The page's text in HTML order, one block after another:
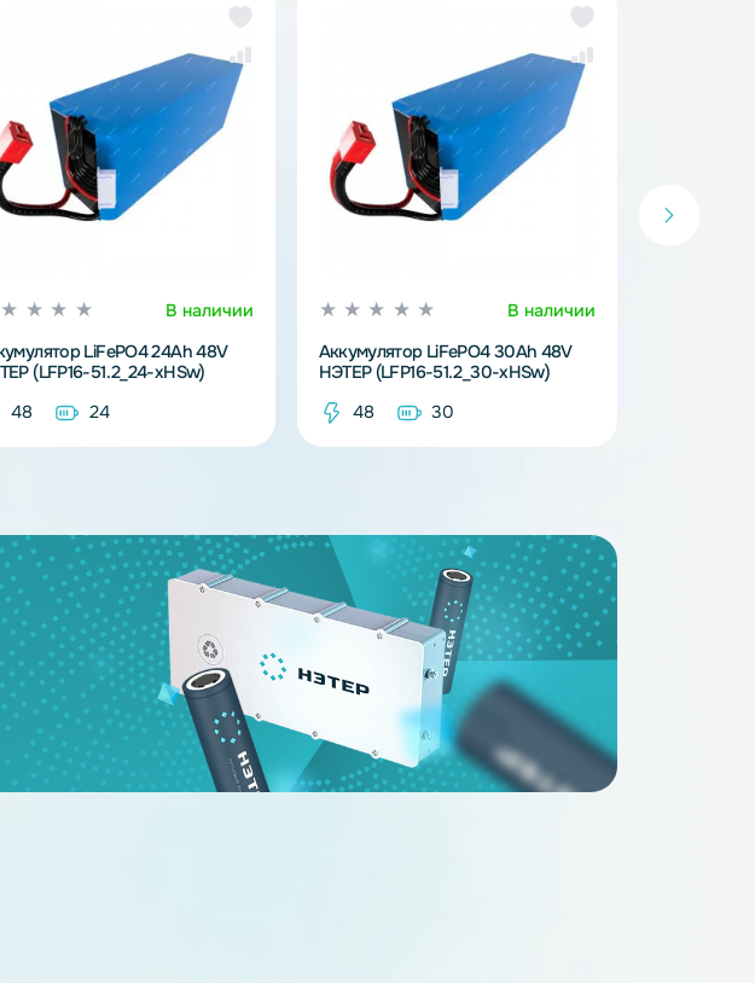
В наличии
Аккумулятор LiFePO4 24Ah 48V
НЭТЕР (LFP16-51.2_24-xHSw)
48
Аккумулятор LiFePO4 30Ah 48V
НЭТЕР (LFP16-51.2_30-xHSw)